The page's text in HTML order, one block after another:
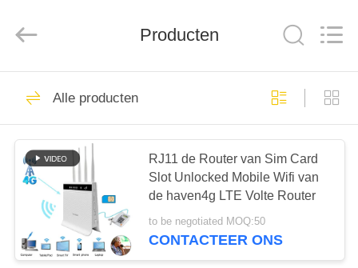
HUIS
PRODUCTEN
ONGEVEER
ONS
FABRIEKSREIS
Communications
Rights
De Router van WiFi
LTE
62
Producten
Alle producten
RJ11 de Router van Sim Card
Slot Unlocked Mobile Wifi van
de haven4g LTE Volte Router
to be negotiated MOQ:50
CONTACTEER ONS